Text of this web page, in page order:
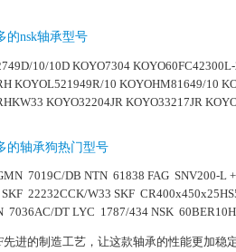
的nsk轴承型号
10/10D KOYO7304
KOYOL521949R/10 KOYOHM81649/10
KOYO32204JR KOYO33217JR
的轴承狗热门型号
7019C/DB NTN 61838 FAG SNV200-L
SKF 22232CCK/W33 SKF
7036AC/DT LYC 1787/434 NSK 60BER10H
先进的制造工艺，让这款轴承的性能更加